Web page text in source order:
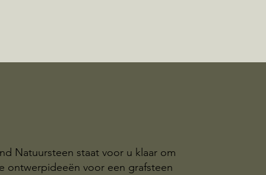
Natuursteen staat voor u klaar om
ontwerpideeën voor een grafsteen